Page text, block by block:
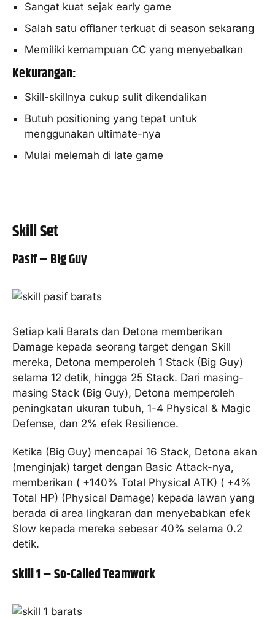
Sangat kuat sejak early game
Salah satu offlaner terkuat di season sekarang
Memiliki kemampuan CC yang menyebalkan
Kekurangan:
Skill-skillnya cukup sulit dikendalikan
Butuh positioning yang tepat untuk
menggunakan ultimate-nya
Mulai melemah di late game
Skill Set
Pasif – Big Guy
Setiap kali Barats dan Detona memberikan
Damage kepada seorang target dengan Skill
mereka, Detona memperoleh 1 Stack (Big Guy)
selama 12 detik, hingga 25 Stack. Dari masing-
masing Stack (Big Guy), Detona memperoleh
peningkatan ukuran tubuh, 1-4 Physical & Magic
Defense, dan 2% efek Resilience.
Ketika (Big Guy) mencapai 16 Stack, Detona akan
(menginjak) target dengan Basic Attack-nya,
memberikan ( +140% Total Physical ATK) ( +4%
Total HP) (Physical Damage) kepada lawan yang
berada di area lingkaran dan menyebabkan efek
Slow kepada mereka sebesar 40% selama 0.2
detik.
Skill 1 – So-Called Teamwork